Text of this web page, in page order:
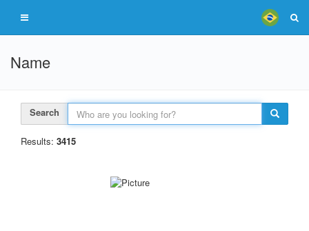
Name
Search
Results: 3415